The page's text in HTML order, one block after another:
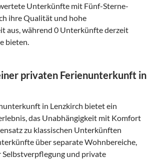
Unterkünfte mit Fünf-Sterne-
ihre Qualität und hohe
aus, während 0 Unterkünfte derzeit
bieten.
privaten Ferienunterkunft in
in Lenzkirch bietet ein
das Unabhängigkeit mit Komfort
zu klassischen Unterkünften
über separate Wohnbereiche,
und private